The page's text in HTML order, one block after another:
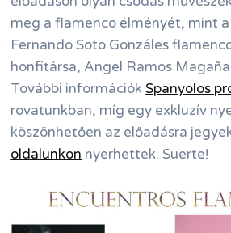
meg a flamenco élményét, mint
Fernando Soto Gonzáles
honfitársa, Angel Ramos
További információkSpanyolos
rovatunkban, míg egy exkluzív
köszönhetően az előadásra
oldalunkon nyerhettek. Suerte!